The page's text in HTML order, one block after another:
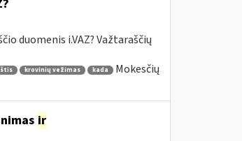
duomenis i.VAZ? Važtaraščių
krovinių vežimas kada
Mokesčių
ir